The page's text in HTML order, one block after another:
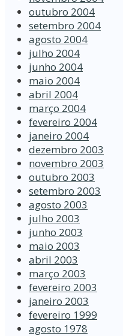
outubro 2004
setembro 2004
agosto 2004
julho 2004
junho 2004
maio 2004
abril 2004
março 2004
fevereiro 2004
janeiro 2004
dezembro 2003
novembro 2003
outubro 2003
setembro 2003
agosto 2003
julho 2003
junho 2003
maio 2003
abril 2003
março 2003
fevereiro 2003
janeiro 2003
fevereiro 1999
agosto 1978